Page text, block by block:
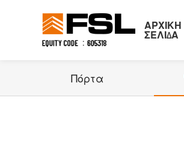
ΑΡΧΙΚΉ
ΣΕΛΊΔΑ
Πόρτα